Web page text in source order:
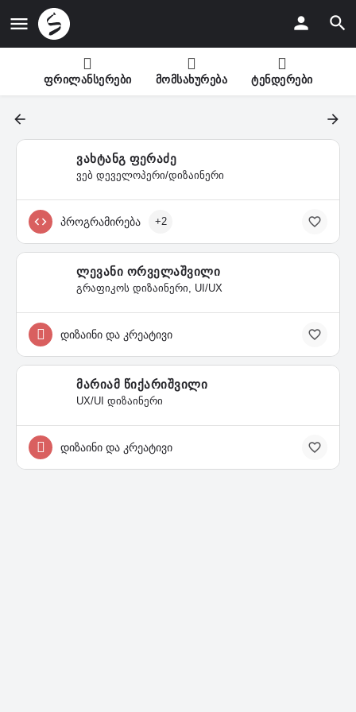
ფრილანსერები მომსახურება ტენდერები
ვახტანგ ფერაძე
ვებ დეველოპერი/დიზაინერი
პროგრამირება +2
ლევანი ორველაშვილი
გრაფიკოს დიზაინერი, UI/UX
დიზაინი და კრეატივი
მარიამ წიქარიშვილი
UX/UI დიზაინერი
დიზაინი და კრეატივი